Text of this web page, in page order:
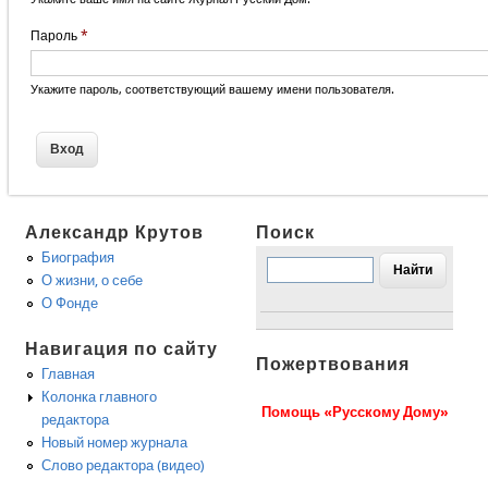
Пароль *
Укажите пароль, соответствующий вашему имени пользователя.
Александр Крутов
Биография
О жизни, о себе
О Фонде
Навигация по сайту
Главная
Колонка главного
редактора
Новый номер журнала
Слово редактора (видео)
Поиск
Пожертвования
Помощь «Русскому Дому»